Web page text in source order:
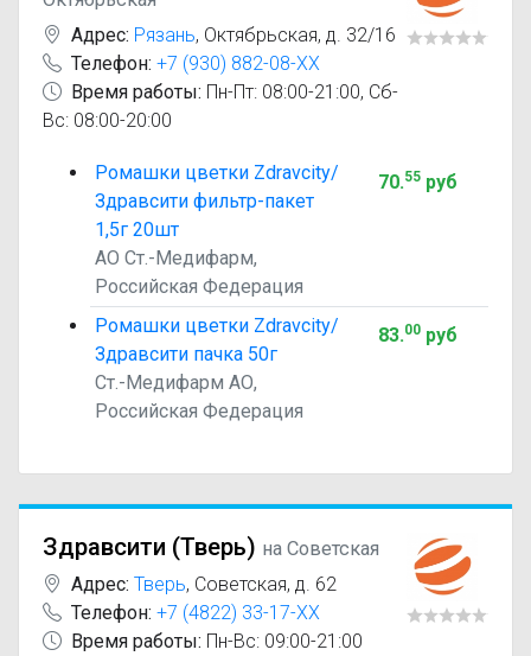
Адрес: Рязань, Октябрьская, д. 32/16
Телефон: +7 (930) 882-08-XX
Время работы: Пн-Пт: 08:00-21:00, Сб-
Вс: 08:00-20:00
Ромашки цветки Zdravcity/
Здравсити фильтр-пакет
1,5г 20шт
АО Ст.-Медифарм,
Российская Федерация
70.55руб
Ромашки цветки Zdravcity/
Здравсити пачка 50г
Ст.-Медифарм АО,
Российская Федерация
83.00руб
Здравсити (Тверь) на Советская
Адрес: Тверь, Советская, д. 62
Телефон: +7 (4822) 33-17-XX
Время работы: Пн-Вс: 09:00-21:00